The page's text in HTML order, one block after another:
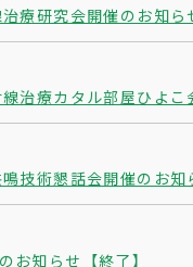
療研究会開催のお知ら
治療カタル部屋ひよこ
技術懇話会開催のお知
お知らせ【終了】